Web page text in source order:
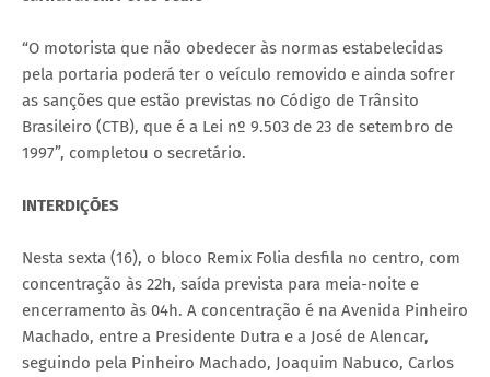
“O motorista que não obedecer às normas estabelecidas
pela portaria poderá ter o veículo removido e ainda sofrer
as sanções que estão previstas no Código de Trânsito
Brasileiro (CTB), que é a Lei nº 9.503 de 23 de setembro de
1997”, completou o secretário.
INTERDIÇÕES
Nesta sexta (16), o bloco Remix Folia desfila no centro, com
concentração às 22h, saída prevista para meia-noite e
encerramento às 04h. A concentração é na Avenida Pinheiro
Machado, entre a Presidente Dutra e a José de Alencar,
seguindo pela Pinheiro Machado, Joaquim Nabuco, Carlos